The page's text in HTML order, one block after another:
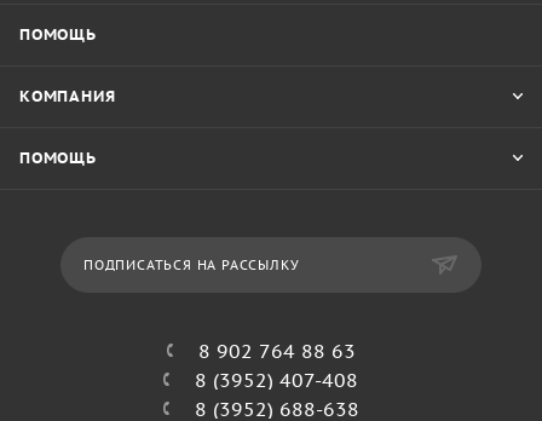
ПОМОЩЬ
КОМПАНИЯ
ПОМОЩЬ
ПОДПИСАТЬСЯ НА РАССЫЛКУ
8 902 764 88 63
8 (3952) 407-408
8 (3952) 688-638